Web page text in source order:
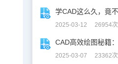
2025-03-12 26954次
2025-03-07 23362次